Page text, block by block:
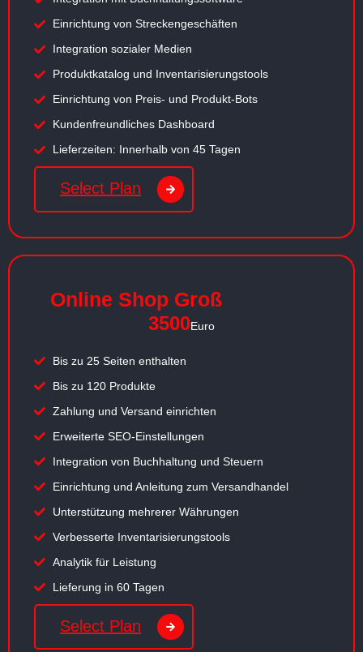
Einrichtung von Streckengeschäften
Integration sozialer Medien
Produktkatalog und Inventarisierungstools
Einrichtung von Preis- und Produkt-Bots
Kundenfreundliches Dashboard
Lieferzeiten: Innerhalb von 45 Tagen
Select Plan
Online Shop Groß
3500Euro
Bis zu 25 Seiten enthalten
Bis zu 120 Produkte
Zahlung und Versand einrichten
Erweiterte SEO-Einstellungen
Integration von Buchhaltung und Steuern
Einrichtung und Anleitung zum Versandhandel
Unterstützung mehrerer Währungen
Verbesserte Inventarisierungstools
Analytik für Leistung
Lieferung in 60 Tagen
Select Plan